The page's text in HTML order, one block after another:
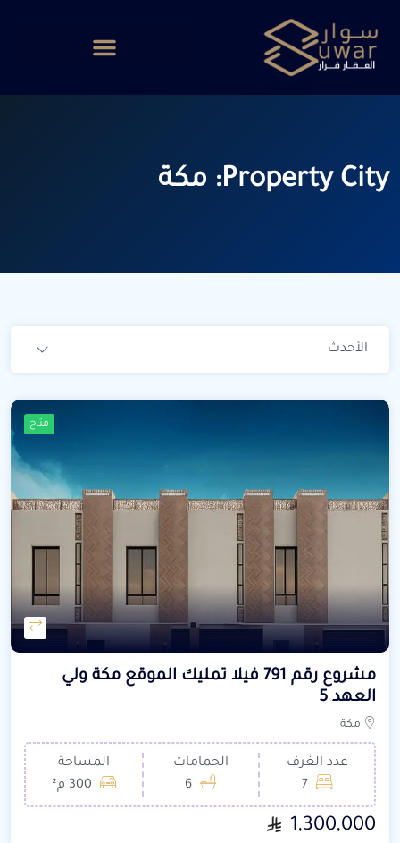
Property City: مكة
الأحدث
متاح
مشروع رقم 791 فيلا تمليك الموقع مكة ولي
العهد 5
مكة
عدد الغرف
7
الحمامات
6
المساحة
300 م²
1,300,000